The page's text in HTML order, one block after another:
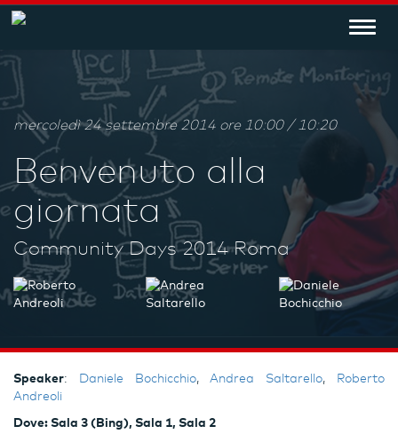
mercoledì 24 settembre 2014 ore 10:00 / 10:20
Benvenuto alla
giornata
Community Days 2014 Roma
Speaker: Daniele Bochicchio,Andrea Saltarello,
Roberto
Andreoli
Dove: Sala 3 (Bing), Sala 1, Sala 2